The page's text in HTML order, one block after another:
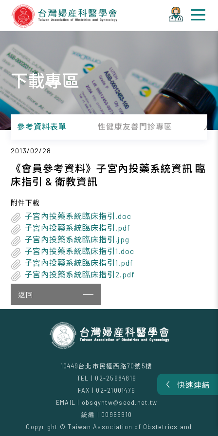
快速連結
下載專區
參考資料表單 性健康友善門診專區 人
2013/02/28
《會員參考資料》子宮內投藥系統資訊 臨
床指引 & 衛教資訊
附件下載
子宮內投藥系統臨床指引.doc
子宮內投藥系統臨床指引.pdf
子宮內投藥系統臨床指引.jpg
子宮內投藥系統臨床指引1.doc
子宮內投藥系統臨床指引1.pdf
子宮內投藥系統臨床指引2.pdf
返回
10449台北市民權西路70號5樓
TEL | 02-25684819
FAX | 02-21001476
EMAIL | obsgyntw@seed.net.tw
統編 | 00965910
Copyright © Taiwan Association of Obstetrics and